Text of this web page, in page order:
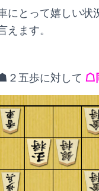
にとって嬉しい
えます。
２五歩に対して ☖